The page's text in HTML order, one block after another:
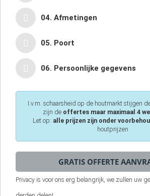
04. Afmetingen
05. Poort
06. Persoonlijke gegevens
I.v.m. schaarsheid op de houtmarkt stijgen
zijn de offertes maar maximaal 4
Let op: alle prijzen zijn onder
houtprijzen
Privacy is voor ons erg belangrijk, we zullen uw